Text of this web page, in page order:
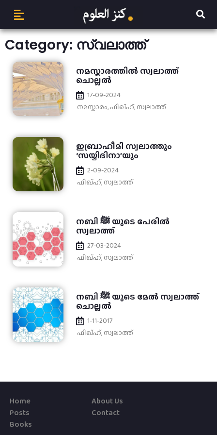
Category: സ്വലാത്ത്
നമസ്കാരത്തിൽ സ്വലാത്ത്
ചൊല്ലൽ
17-09-2024
നമസ്കാരം, ഫിഖ്ഹ്, സ്വലാത്ത്
ഇബ്രാഹീമി സ്വലാത്തും
‘സയ്യിദിനാ’യും
2-09-2024
ഫിഖ്ഹ്, സ്വലാത്ത്
നബി ﷺ യുടെ പേരില്‍
സ്വലാത്ത്
27-03-2024
ഫിഖ്ഹ്, സ്വലാത്ത്
നബി ﷺ യുടെ മേല്‍ സ്വലാത്ത്
ചൊല്ലല്‍
1-11-2017
ഫിഖ്ഹ്, സ്വലാത്ത്
Home
Posts
Books
About Us
Contact